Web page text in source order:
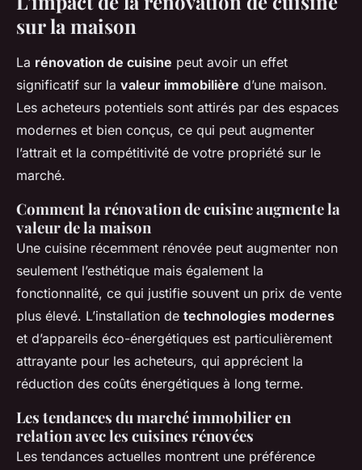
sur la maison
La rénovation de cuisine peut avoir un effet
significatif sur la valeur immobilière d’une maison.
Les acheteurs potentiels sont attirés par des espaces
modernes et bien conçus, ce qui peut augmenter
l’attrait et la compétitivité de votre propriété sur le
marché.
Comment la rénovation de cuisine augmente la
valeur de la maison
Une cuisine récemment rénovée peut augmenter non
seulement l’esthétique mais également la
fonctionnalité, ce qui justifie souvent un prix de vente
plus élevé. L’installation de technologies modernes
et d’appareils éco-énergétiques est particulièrement
attrayante pour les acheteurs, qui apprécient la
réduction des coûts énergétiques à long terme.
Les tendances du marché immobilier en
relation avec les cuisines rénovées
Les tendances actuelles montrent une préférence